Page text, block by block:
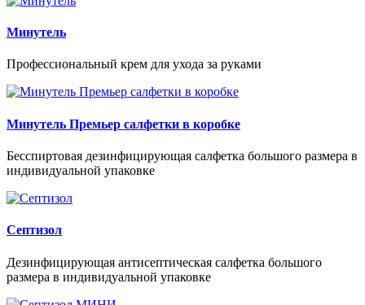
Минутель
Профессиональный крем для ухода за руками
Минутель Премьер салфетки в коробке
Бесспиртовая дезинфицирующая салфетка большого размера в
индивидуальной упаковке
Септизол
Дезинфицирующая антисептическая салфетка большого
размера в индивидуальной упаковке